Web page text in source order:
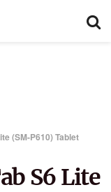
(SM-P610) Tablet
S6 Lite